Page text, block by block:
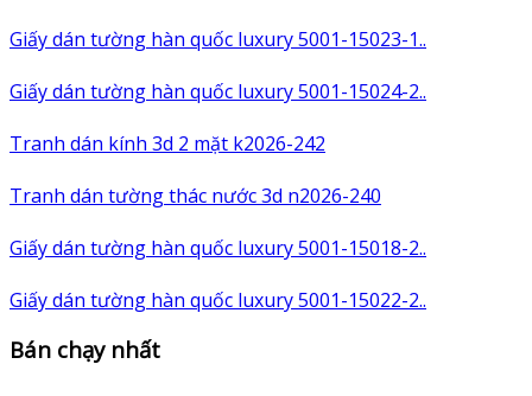
Giấy dán tường hàn quốc luxury 5001-15023-1..
Giấy dán tường hàn quốc luxury 5001-15024-2..
Tranh dán kính 3d 2 mặt k2026-242
Tranh dán tường thác nước 3d n2026-240
Giấy dán tường hàn quốc luxury 5001-15018-2..
Giấy dán tường hàn quốc luxury 5001-15022-2..
Bán chạy nhất